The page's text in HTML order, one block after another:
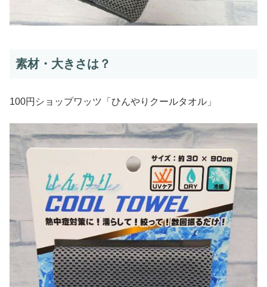
素材・大きさは？
100円ショップワッツ「ひんやりクールタオル」